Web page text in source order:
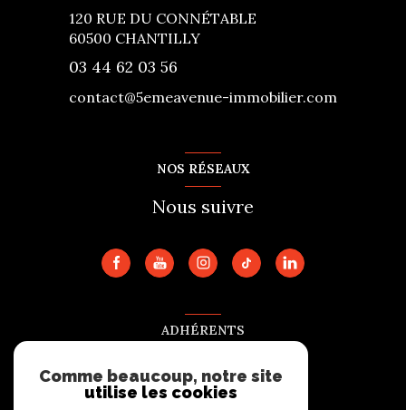
120 RUE DU CONNÉTABLE
60500 CHANTILLY
03 44 62 03 56
contact@5emeavenue-immobilier.com
NOS RÉSEAUX
Nous suivre
ADHÉRENTS
Nous adhérons
Comme beaucoup, notre site
utilise les cookies